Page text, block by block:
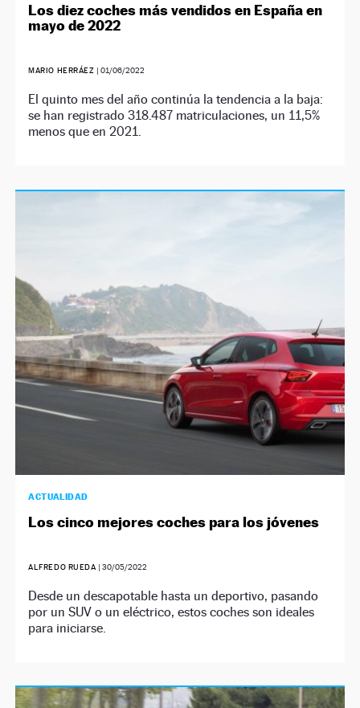
Los diez coches más vendidos en España en
mayo de 2022
MARIO HERRÁEZ | 01/06/2022
El quinto mes del año continúa la tendencia a la baja:
se han registrado 318.487 matriculaciones, un 11,5%
menos que en 2021.
ACTUALIDAD
Los cinco mejores coches para los jóvenes
ALFREDO RUEDA | 30/05/2022
Desde un descapotable hasta un deportivo, pasando
por un SUV o un eléctrico, estos coches son ideales
para iniciarse.